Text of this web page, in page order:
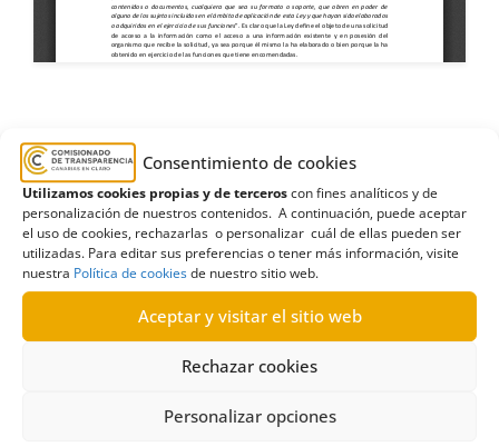
Consentimiento de cookies
Utilizamos cookies propias y de terceroscon fines analíticos y de
personalización de nuestros contenidos. A continuación, puede aceptar
el uso de cookies, rechazarlas o personalizar cuál de ellas pueden ser
utilizadas. Para editar sus preferencias o tener más información, visite
nuestra Política de cookiesde nuestro sitio web.
Aceptar y visitar el sitio web
Rechazar cookies
Personalizar opciones
Ayuntamiento de Arucas
Canaria,Inadmisión
15/04/2021
Solicitud de información al Ayuntamiento de
Güímar sobre los responsables de autorizar la